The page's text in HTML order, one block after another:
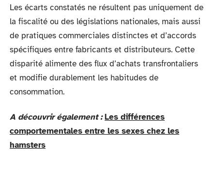
Les écarts constatés ne résultent pas uniquement de
la fiscalité ou des législations nationales, mais aussi
de pratiques commerciales distinctes et d’accords
spécifiques entre fabricants et distributeurs. Cette
disparité alimente des flux d’achats transfrontaliers
et modifie durablement les habitudes de
consommation.
A découvrir également : Les différences
comportementales entre les sexes chez les
hamsters